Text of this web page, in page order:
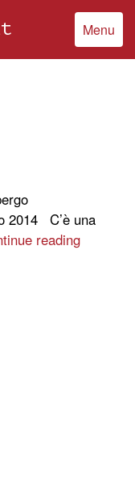
Menu
Albergo
C’è una
reading